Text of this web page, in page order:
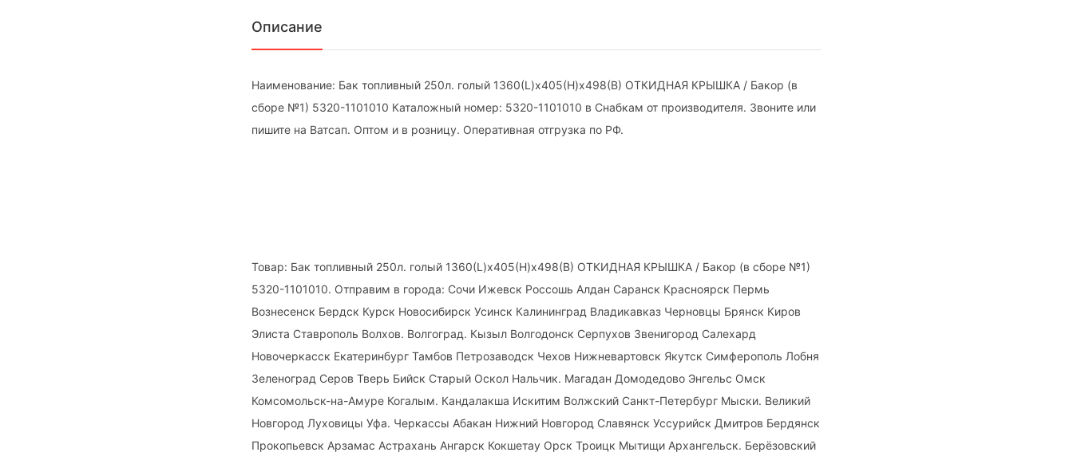
Описание
Наименование: Бак топливный 250л. голый 1360(L)х405(H)х498(B) ОТКИДНАЯ КРЫШКА / Бакор (в
сборе №1) 5320-1101010 Каталожный номер: 5320-1101010 в Снабкам от производителя. Звоните или
пишите на Ватсап. Оптом и в розницу. Оперативная отгрузка по РФ.
Товар: Бак топливный 250л. голый 1360(L)х405(H)х498(B) ОТКИДНАЯ КРЫШКА / Бакор (в сборе №1)
5320-1101010. Отправим в города: Сочи Ижевск Россошь Алдан Саранск Красноярск Пермь
Вознесенск Бердск Курск Новосибирск Усинск Калининград Владикавказ Черновцы Брянск Киров
Элиста Ставрополь Волхов. Волгоград. Кызыл Волгодонск Серпухов Звенигород Салехард
Новочеркасск Екатеринбург Тамбов Петрозаводск Чехов Нижневартовск Якутск Симферополь Лобня
Зеленоград Серов Тверь Бийск Старый Оскол Нальчик. Магадан Домодедово Энгельс Омск
Комсомольск-на-Амуре Когалым. Кандалакша Искитим Волжский Санкт-Петербург Мыски. Великий
Новгород Луховицы Уфа. Черкассы Абакан Нижний Новгород Славянск Уссурийск Дмитров Бердянск
Прокопьевск Арзамас Астрахань Ангарск Кокшетау Орск Троицк Мытищи Архангельск. Берёзовский